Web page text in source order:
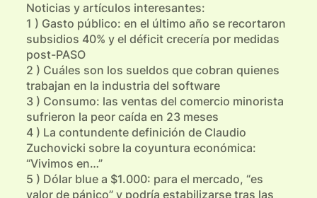
Noticias y artículos interesantes:
1 ) Gasto público: en el último año se recortaron
subsidios 40% y el déficit crecería por medidas
post-PASO
2 ) Cuáles son los sueldos que cobran quienes
trabajan en la industria del software
3 ) Consumo: las ventas del comercio minorista
sufrieron la peor caída en 23 meses
4 ) La contundente definición de Claudio
Zuchovicki sobre la coyuntura económica:
“Vivimos en…”
5 ) Dólar blue a $1.000: para el mercado, “es
valor de pánico” y podría estabilizarse tras las